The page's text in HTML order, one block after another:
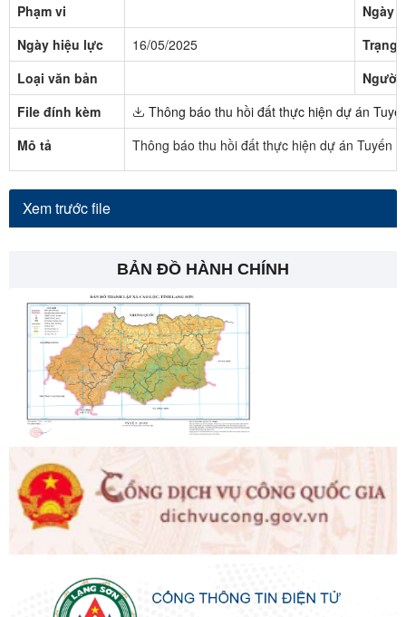
Phạm vi
Ngày
Ngày hiệu lực
16/05/2025
Trạng
Loại văn bản
Người
File đính kèm
Thông báo thu hồi đất thực hiện dự án
Mô tả
Thông báo thu hồi đất thực hiện dự án Tuyến
Xem trước file
BẢN ĐỒ HÀNH CHÍNH